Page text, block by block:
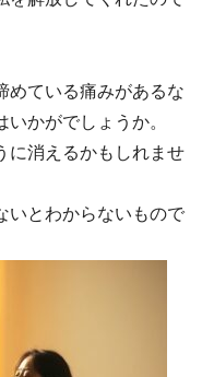
めている痛みがあるな
かがでしょうか。
に消えるかもしれませ
いとわからないもので